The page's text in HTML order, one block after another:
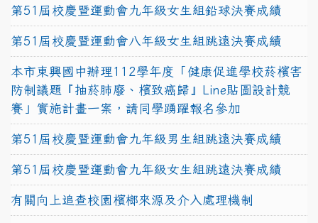
第51屆校慶暨運動會九年級女生組鉛球決賽成績
第51屆校慶暨運動會八年級女生組跳遠決賽成績
本市東興國中辦理112學年度「健康促進學校菸檳害
防制議題『抽菸肺廢、檳致癌歸』Line貼圖設計競
賽」實施計畫一案，請同學踴躍報名參加
第51屆校慶暨運動會九年級男生組跳遠決賽成績
第51屆校慶暨運動會九年級女生組跳遠決賽成績
有關向上追查校園檳榔來源及介入處理機制